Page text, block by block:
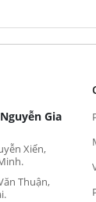
Gia
Xiển,
Thuận,